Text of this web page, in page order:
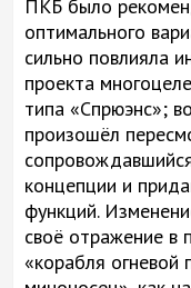
ПКБ было
оптимального
сильно повлияла
проекта
типа «Спрюэнс»;
произошёл
концепции и
функций.
своё отражение в
«корабля огневой